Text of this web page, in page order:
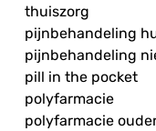
thuiszorg
pijnbehandeling
pijnbehandeling
pill in the pocket
polyfarmacie
polyfarmacie